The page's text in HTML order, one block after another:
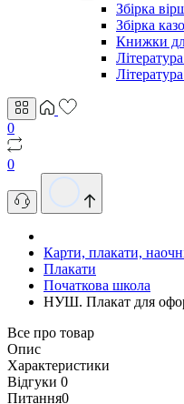
Збірка
Збірка
Книжки
0
0
Карти, плакати,
Плакати
Початкова школа
НУШ. Плакат для
Все про товар
Опис
Характеристики
Відгуки 0
Питання0